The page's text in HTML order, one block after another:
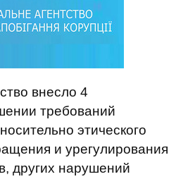
внесло 4
требований
этического
и урегулирования
других нарушений